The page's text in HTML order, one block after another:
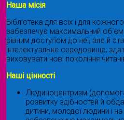
Наша місія
Бібліотека для всіх і для
забезпечує максимальний об'єм
рівним доступом до неї, але й
інтелектуальне середовище,
виховувати нові покоління
Наші цінності
Людиноцентризм
розвитку здібностей й
дитини, молодої людини і на